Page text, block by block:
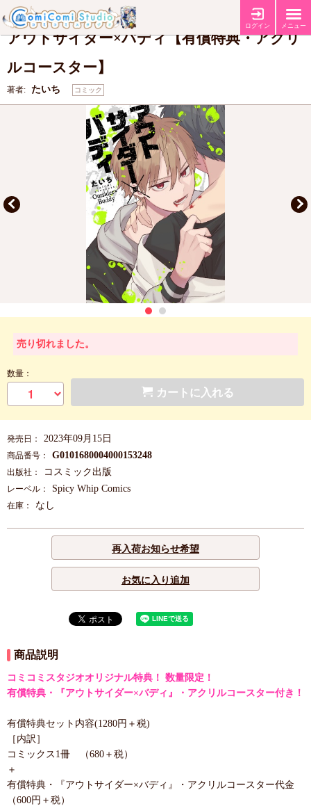
ログイン メニュー
特典 【有償特典・『アウトサイダー×バディ』アクリルコースター】
アウトサイダー×バディ【有償特典・アクリ
ルコースター】
著者: たいち コミック
売り切れました。
数量：
カートに入れる
発売日： 2023年09月15日
商品番号： G0101680004000153248
出版社： コスミック出版
レーベル： Spicy Whip Comics
在庫： なし
再入荷お知らせ希望
お気に入り追加
商品説明
コミコミスタジオオリジナル特典！ 数量限定！
有償特典・『アウトサイダー×バディ』・アクリルコースター付き！
有償特典セット内容(1280円＋税)
［内訳］
コミックス1冊 （680＋税）
＋
有償特典・『アウトサイダー×バディ』・アクリルコースター代金
（600円＋税）